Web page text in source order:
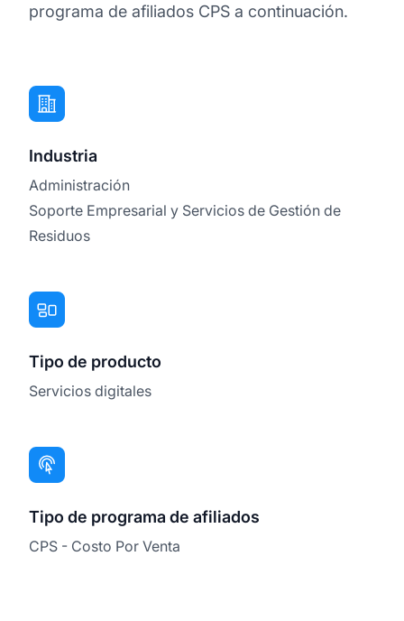
programa de afiliados CPS a continuación.
Industria
Administración
Soporte Empresarial y Servicios de Gestión de
Residuos
Tipo de producto
Servicios digitales
Tipo de programa de afiliados
CPS - Costo Por Venta